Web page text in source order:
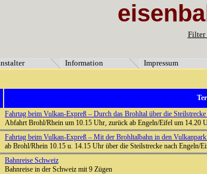
[2]=> string(11) "Information" [3]=> string(9) "Impressum" [5]=>
Filter
Information Impressum
Fahrtag beim Vulkan-Expreß – Durch das Brohltal über die
Abfahrt Brohl/Rhein um 10.15 Uhr, zurück ab Engeln/Eifel um 14.20
Fahrtag beim Vulkan-Expreß – Mit der Brohltalbahn in den
ab Brohl/Rhein 10.15 u. 14.15 Uhr über die Steilstrecke nach Engeln/
Bahnreise Schweiz
Bahnreise in der Schweiz mit 9 Zügen